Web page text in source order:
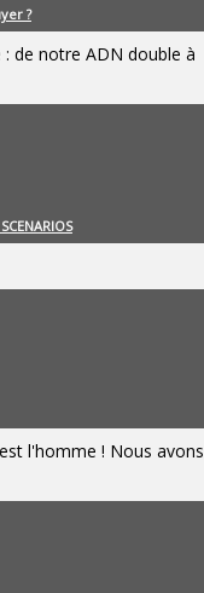
?
de notre ADN double à
l'homme ! Nous avons